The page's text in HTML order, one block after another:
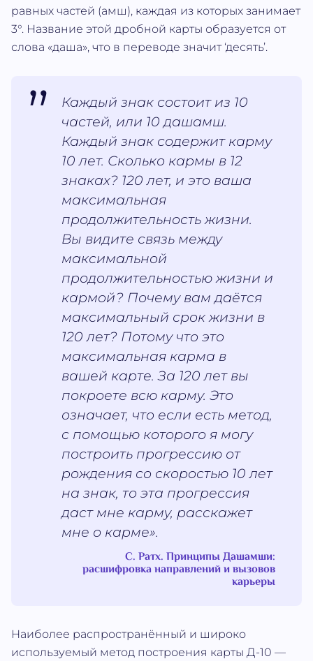
равных частей (амш), каждая из которых занимает
3°. Название этой дробной карты образуется от
слова «даша», что в переводе значит ‘десять’.
Каждый знак состоит из 10
частей, или 10 дашамш.
Каждый знак содержит карму
10 лет. Сколько кармы в 12
знаках? 120 лет, и это ваша
максимальная
продолжительность жизни.
Вы видите связь между
максимальной
продолжительностью жизни и
кармой? Почему вам даётся
максимальный срок жизни в
120 лет? Потому что это
максимальная карма в
вашей карте. За 120 лет вы
покроете всю карму. Это
означает, что если есть метод,
с помощью которого я могу
построить прогрессию от
рождения со скоростью 10 лет
на знак, то эта прогрессия
даст мне карму, расскажет
мне о карме».
С. Ратх. Принципы Дашамши:
расшифровка направлений и вызовов
карьеры
Наиболее распространённый и широко
используемый метод построения карты Д-10 —